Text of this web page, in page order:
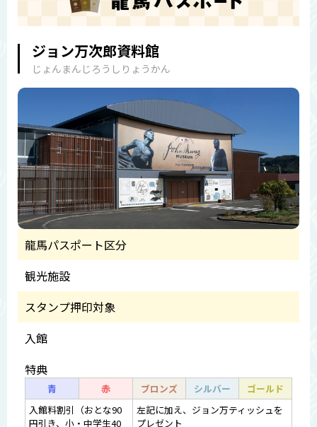
ジョン万次郎資料館
じょんまんじろうしりょうかん
龍馬パスポート区分
観光施設
スタンプ押印対象
入館
特典
青 赤 ブロンズ シルバー
ゴールド
入館料割引（おとな90
円引き、小・中学生40
左記に加え、ジョン万ティッシュを
プレゼント